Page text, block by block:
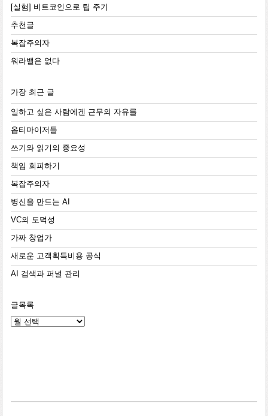
[실험] 비트코인으로 팁 주기
추천글
복잡주의자
워라밸은 없다
가장 최근 글
일하고 싶은 사람에겐 근무의 자유를
옵티마이저들
쓰기와 읽기의 중요성
책임 회피하기
복잡주의자
병신을 만드는 AI
VC의 도덕성
가짜 창업가
새로운 고객획득비용 공식
AI 검색과 퍼널 관리
글목록
글